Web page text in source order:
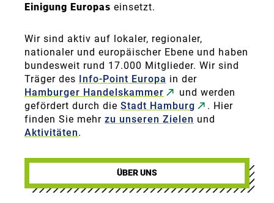
Einigung Europas einsetzt.
Wir sind aktiv auf lokaler, regionaler,
nationaler und europäischer Ebene und haben
bundesweit rund 17.000 Mitglieder. Wir sind
Träger des Info-Point Europa in der
Hamburger Handelskammer
und werden
gefördert durch die Stadt Hamburg
. Hier
finden Sie mehr zu unseren Zielen und
Aktivitäten.
ÜBER UNS